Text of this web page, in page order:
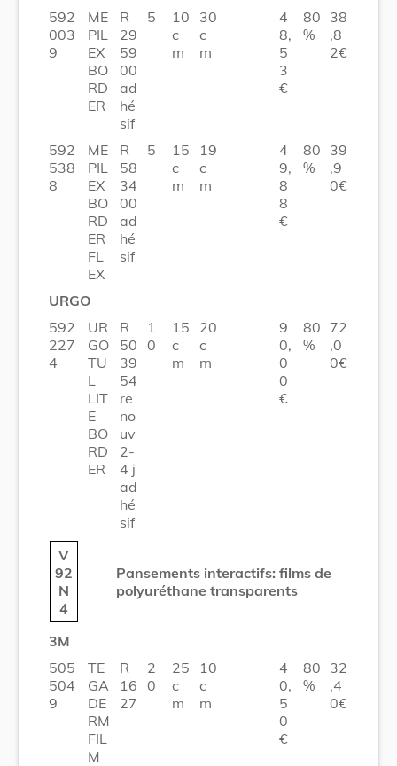
592
003
9
ME
PIL
EX
BO
RD
ER
R
29
59
00
ad
hé
sif
5
10
c
m
30
c
m
4
8,
5
3
€
80
%
38
,8
2€
592
538
8
ME
PIL
EX
BO
RD
ER
FL
EX
R
58
34
00
ad
hé
sif
5
15
c
m
19
c
m
4
9,
8
8
€
80
%
39
,9
0€
URGO
592
227
4
UR
GO
TU
L
LIT
E
BO
RD
ER
R
50
39
54
re
no
uv
2-
4 j
ad
hé
sif
1
0
15
c
m
20
c
m
9
0,
0
0
€
80
%
72
,0
0€
V
92
N
4
Pansements interactifs: films de
polyuréthane transparents
3M
505
504
9
TE
GA
DE
RM
FIL
M
R
16
27
2
0
25
c
m
10
c
m
4
0,
5
0
€
80
%
32
,4
0€